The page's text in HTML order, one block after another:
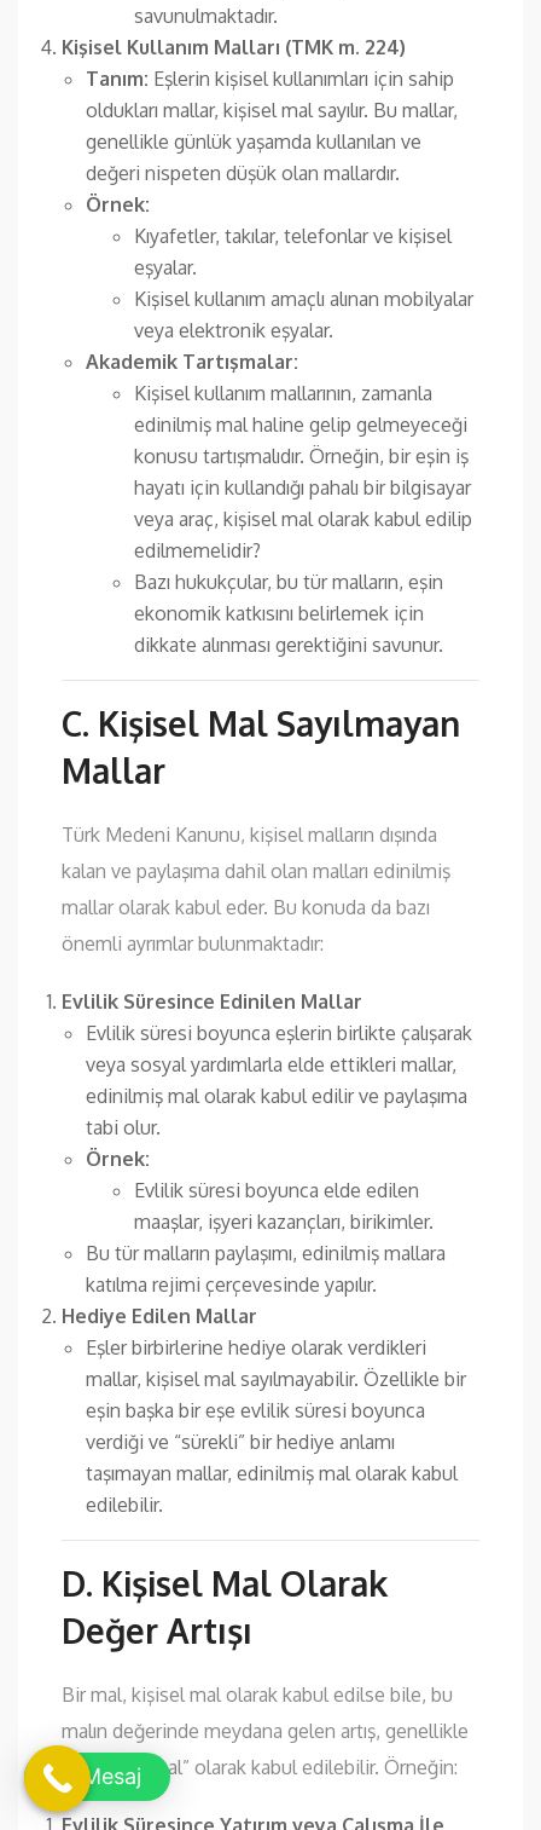
savunulmaktadır.
Kişisel Kullanım Malları (TMK m. 224)
Tanım: Eşlerin kişisel kullanımları için sahip
oldukları mallar, kişisel mal sayılır. Bu mallar,
genellikle günlük yaşamda kullanılan ve
değeri nispeten düşük olan mallardır.
Örnek:
Kıyafetler, takılar, telefonlar ve kişisel
eşyalar.
Kişisel kullanım amaçlı alınan mobilyalar
veya elektronik eşyalar.
Akademik Tartışmalar:
Kişisel kullanım mallarının, zamanla
edinilmiş mal haline gelip gelmeyeceği
konusu tartışmalıdır. Örneğin, bir eşin iş
hayatı için kullandığı pahalı bir bilgisayar
veya araç, kişisel mal olarak kabul edilip
edilmemelidir?
Bazı hukukçular, bu tür malların, eşin
ekonomik katkısını belirlemek için
dikkate alınması gerektiğini savunur.
C. Kişisel Mal Sayılmayan
Mallar
Türk Medeni Kanunu, kişisel malların dışında
kalan ve paylaşıma dahil olan malları edinilmiş
mallar olarak kabul eder. Bu konuda da bazı
önemli ayrımlar bulunmaktadır:
Evlilik Süresince Edinilen Mallar
Evlilik süresi boyunca eşlerin birlikte çalışarak
veya sosyal yardımlarla elde ettikleri mallar,
edinilmiş mal olarak kabul edilir ve paylaşıma
tabi olur.
Örnek:
Evlilik süresi boyunca elde edilen
maaşlar, işyeri kazançları, birikimler.
Bu tür malların paylaşımı, edinilmiş mallara
katılma rejimi çerçevesinde yapılır.
Hediye Edilen Mallar
Eşler birbirlerine hediye olarak verdikleri
mallar, kişisel mal sayılmayabilir. Özellikle bir
eşin başka bir eşe evlilik süresi boyunca
verdiği ve “sürekli” bir hediye anlamı
taşımayan mallar, edinilmiş mal olarak kabul
edilebilir.
D. Kişisel Mal Olarak
Değer Artışı
Bir mal, kişisel mal olarak kabul edilse bile, bu
malın değerinde meydana gelen artış, genellikle
“edinilmiş mal” olarak kabul edilebilir. Örneğin:
Mesaj